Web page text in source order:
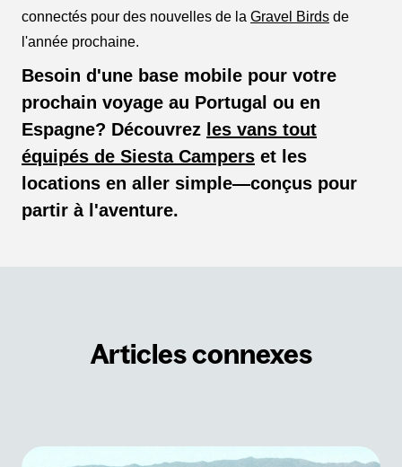
connectés pour des nouvelles de la Gravel Birds de
l'année prochaine.
Besoin d'une base mobile pour votre
prochain voyage au Portugal ou en
Espagne? Découvrez les vans tout
équipés de Siesta Campers et les
locations en aller simple—conçus pour
partir à l'aventure.
Articles connexes